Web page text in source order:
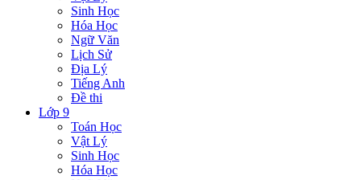
Sinh Học
Hóa Học
Ngữ Văn
Lịch Sử
Địa Lý
Tiếng Anh
Đề thi
Lớp 9
Toán Học
Vật Lý
Sinh Học
Hóa Học